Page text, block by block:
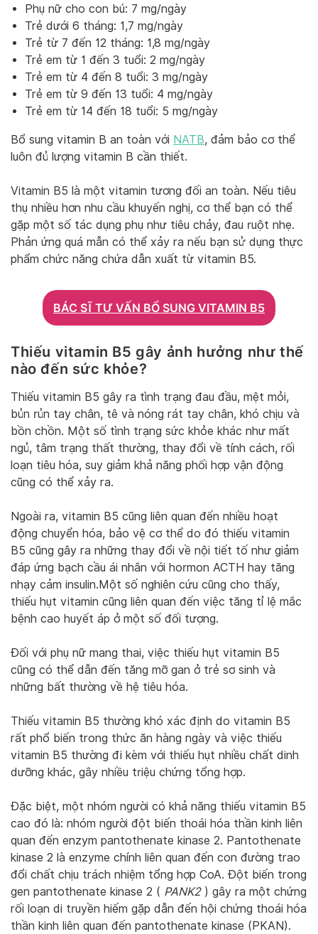
Phụ nữ cho con bú: 7 mg/ngày
Trẻ dưới 6 tháng: 1,7 mg/ngày
Trẻ từ 7 đến 12 tháng: 1,8 mg/ngày
Trẻ em từ 1 đến 3 tuổi: 2 mg/ngày
Trẻ em từ 4 đến 8 tuổi: 3 mg/ngày
Trẻ em từ 9 đến 13 tuổi: 4 mg/ngày
Trẻ em từ 14 đến 18 tuổi: 5 mg/ngày
Bổ sung vitamin B an toàn với NATB, đảm bảo cơ thể
luôn đủ lượng vitamin B cần thiết.
Vitamin B5 là một vitamin tương đối an toàn. Nếu tiêu
thụ nhiều hơn nhu cầu khuyến nghị, cơ thể bạn có thể
gặp một số tác dụng phụ như tiêu chảy, đau ruột nhẹ.
Phản ứng quá mẫn có thể xảy ra nếu bạn sử dụng thực
phẩm chức năng chứa dẫn xuất từ vitamin B5.
BÁC SĨ TƯ VẤN BỔ SUNG VITAMIN B5
Thiếu vitamin B5 gây ảnh hưởng như thế
nào đến sức khỏe?
Thiếu vitamin B5 gây ra tình trạng đau đầu, mệt mỏi,
bủn rủn tay chân, tê và nóng rát tay chân, khó chịu và
bồn chồn. Một số tình trạng sức khỏe khác như mất
ngủ, tâm trạng thất thường, thay đổi về tính cách, rối
loạn tiêu hóa, suy giảm khả năng phối hợp vận động
cũng có thể xảy ra.
Ngoài ra, vitamin B5 cũng liên quan đến nhiều hoạt
động chuyển hóa, bảo vệ cơ thể do đó thiếu vitamin
B5 cũng gây ra những thay đổi về nội tiết tố như giảm
đáp ứng bạch cầu ái nhân với hormon ACTH hay tăng
nhạy cảm insulin.Một số nghiên cứu cũng cho thấy,
thiếu hụt vitamin cũng liên quan đến việc tăng tỉ lệ mắc
bệnh cao huyết áp ở một số đối tượng.
Đối với phụ nữ mang thai, việc thiếu hụt vitamin B5
cũng có thể dẫn đến tăng mỡ gan ở trẻ sơ sinh và
những bất thường về hệ tiêu hóa.
Thiếu vitamin B5 thường khó xác định do vitamin B5
rất phổ biến trong thức ăn hàng ngày và việc thiếu
vitamin B5 thường đi kèm với thiếu hụt nhiều chất dinh
dưỡng khác, gây nhiều triệu chứng tổng hợp.
Đặc biệt, một nhóm người có khả năng thiếu vitamin B5
cao đó là: nhóm người đột biến thoái hóa thần kinh liên
quan đến enzym pantothenate kinase 2. Pantothenate
kinase 2 là enzyme chính liên quan đến con đường trao
đổi chất chịu trách nhiệm tổng hợp CoA. Đột biến trong
gen pantothenate kinase 2 ( PANK2) gây ra một chứng
rối loạn di truyền hiếm gặp dẫn đến hội chứng thoái hóa
thần kinh liên quan đến pantothenate kinase (PKAN).